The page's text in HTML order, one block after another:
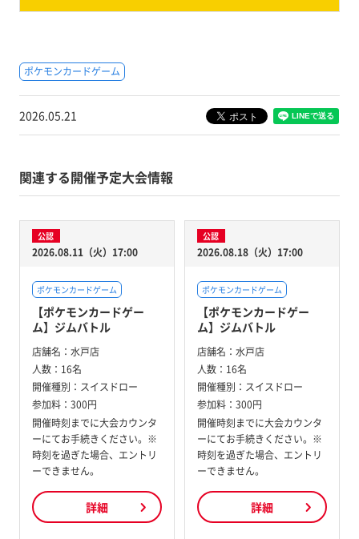
ポケモンカードゲーム
2026.05.21
関連する開催予定大会情報
公認
2026.08.11（火）17:00
ポケモンカードゲーム
【ポケモンカードゲー
ム】ジムバトル
店舗名： 水戸店
人数： 16名
開催種別： スイスドロー
参加料： 300円
開催時刻までに大会カウンタ
ーにてお手続きください。※
時刻を過ぎた場合、エントリ
ーできません。
詳細
公認
2026.08.18（火）17:00
ポケモンカードゲーム
【ポケモンカードゲー
ム】ジムバトル
店舗名： 水戸店
人数： 16名
開催種別： スイスドロー
参加料： 300円
開催時刻までに大会カウンタ
ーにてお手続きください。※
時刻を過ぎた場合、エントリ
ーできません。
詳細